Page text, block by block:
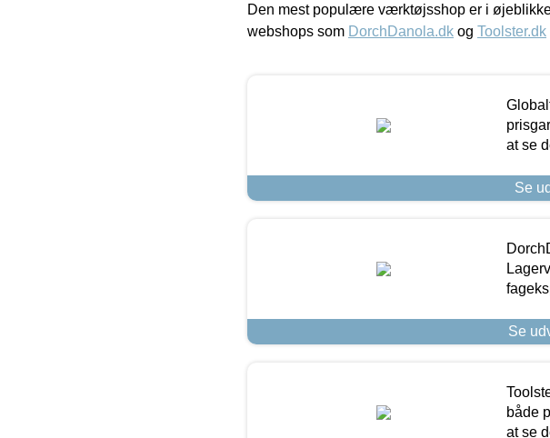
Den mest populære værktøjsshop er i
webshops som DorchDanola.dk og Toolster.dk
at se
Se
Se
både
at se